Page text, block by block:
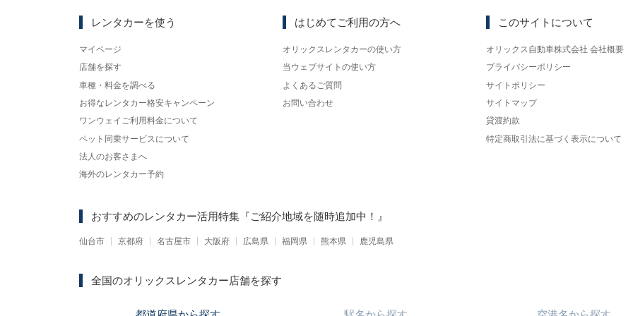
レンタカーを使う
マイページ
店舗を探す
車種・料金を調べる
お得なレンタカー格安キャンペーン
ワンウェイご利用料金について
ペット同乗サービスについて
法人のお客さまへ
海外のレンタカー予約
はじめてご利用の方へ
オリックスレンタカーの使い方
当ウェブサイトの使い方
よくあるご質問
お問い合わせ
このサイトについて
オリックス自動車株式会社 会社概要
プライバシーポリシー
サイトポリシー
サイトマップ
貸渡約款
特定商取引法に基づく表示について
おすすめのレンタカー活用特集 『ご紹介地域を随時追加中！』
仙台市 京都府 名古屋市 大阪府 広島県 福岡県 熊本県 鹿児島県
全国のオリックスレンタカー店舗を探す